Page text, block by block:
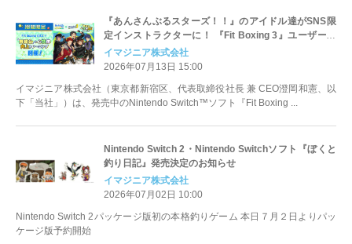
『あんさんぶるスターズ！！』のアイドル達がSNS限
定インストラクターに！ 『Fit Boxing 3』ユーザー参
加型Xキャンペーン「『舞闘会』の心技体向上トレーニ
ング」詳細公開！
イマジニア株式会社
2026年07月13日 15:00
イマジニア株式会社（東京都新宿区、代表取締役社長 兼 CEO澄岡和憲、以
下「当社」）は、発売中のNintendo Switch™ソフト『Fit Boxing ...
Nintendo Switch 2・Nintendo Switchソフト『ぼくと
釣り日記』発売決定のお知らせ
イマジニア株式会社
2026年07月02日 10:00
Nintendo Switch 2パッケージ版初の本格釣りゲーム 本日７月２日よりパッ
ケージ版予約開始